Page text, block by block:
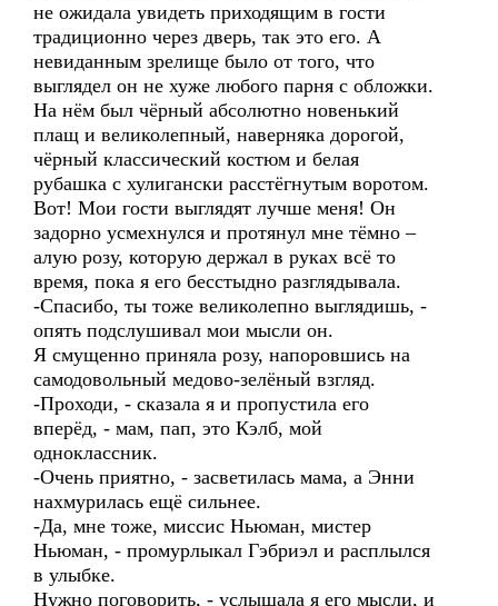
не ожидала увидеть приходящим в гости
традиционно через дверь, так это его. А
невиданным зрелище было от того, что
выглядел он не хуже любого парня с обложки.
На нём был чёрный абсолютно новенький
плащ и великолепный, наверняка дорогой,
чёрный классический костюм и белая
рубашка с хулигански расстёгнутым воротом.
Вот! Мои гости выглядят лучше меня! Он
задорно усмехнулся и протянул мне тёмно –
алую розу, которую держал в руках всё то
время, пока я его бесстыдно разглядывала.
-Спасибо, ты тоже великолепно выглядишь, -
опять подслушивал мои мысли он.
Я смущенно приняла розу, напоровшись на
самодовольный медово-зелёный взгляд.
-Проходи, - сказала я и пропустила его
вперёд, - мам, пап, это Кэлб, мой
одноклассник.
-Очень приятно, - засветилась мама, а Энни
нахмурилась ещё сильнее.
-Да, мне тоже, миссис Ньюман, мистер
Ньюман, - промурлыкал Гэбриэл и расплылся
в улыбке.
Нужно поговорить, - услышала я его мысли, и